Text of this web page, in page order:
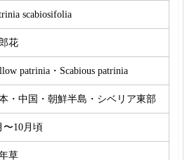
scabiosifolia
花
patrinia・Scabious patrinia
・中国・朝鮮半島・シベリア東部
〜10月頃
草